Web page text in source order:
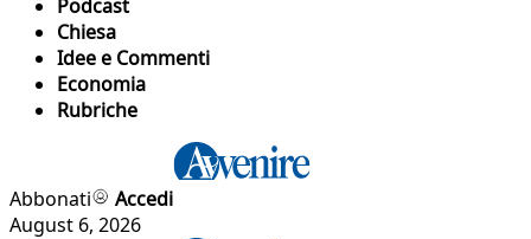
Podcast
Chiesa
Idee e Commenti
Economia
Rubriche
Abbonati
Accedi
August 6, 2026